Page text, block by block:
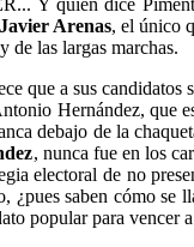
Y quien dice
Javier Arenas, el único
de las largas marchas.
que a sus
Hernández, que
debajo de la
, nunca fue en los
electoral de no
¿pues saben cómo se
popular para vencer